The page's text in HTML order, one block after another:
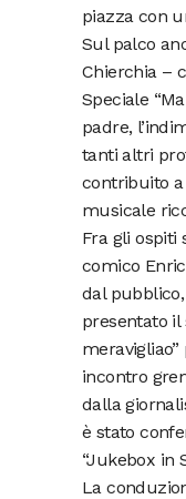
piazza con
Sul palco
Chierchia –
Speciale
padre,
tanti altri
contribuito
musicale
Fra gli ospiti
comico
dal
presentato il
incontro
dalla
è stato
“Jukebox in
La